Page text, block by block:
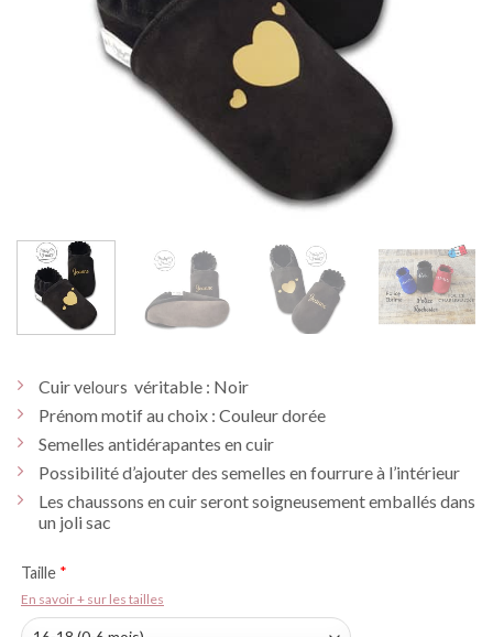
Cuir velours véritable : Noir
Prénom motif au choix : Couleur dorée
Semelles antidérapantes en cuir
Possibilité d’ajouter des semelles en fourrure à l’intérieur
Les chaussons en cuir seront soigneusement emballés dans
un joli sac
Taille *
En savoir + sur les tailles